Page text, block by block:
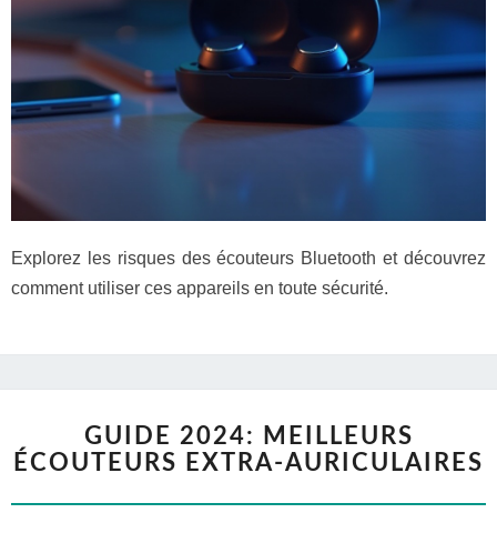
Explorez les risques des écouteurs Bluetooth et découvrez
comment utiliser ces appareils en toute sécurité.
GUIDE 2024: MEILLEURS
ÉCOUTEURS EXTRA-AURICULAIRES